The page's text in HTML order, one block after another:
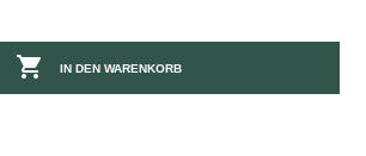
 IN DEN WARENKORB